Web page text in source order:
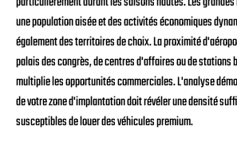
une population aisée et des activités économiques
également des territoires de choix. La proximité
palais des congrès, de centres d'affaires ou de stations
multiplie les opportunités commerciales. L'analyse
de votre zone d'implantation doit révéler une densité
susceptibles de louer des véhicules premium.